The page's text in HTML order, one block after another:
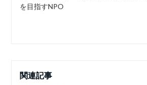
を目指すNPO
関連記事